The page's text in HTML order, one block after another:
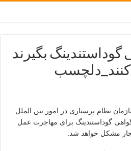
گوداستندینگ بگیرند
نظام پرستاری در امور بین الملل
گوداستندینگ برای مهاجرت عمل
مشکل خواهد شد.